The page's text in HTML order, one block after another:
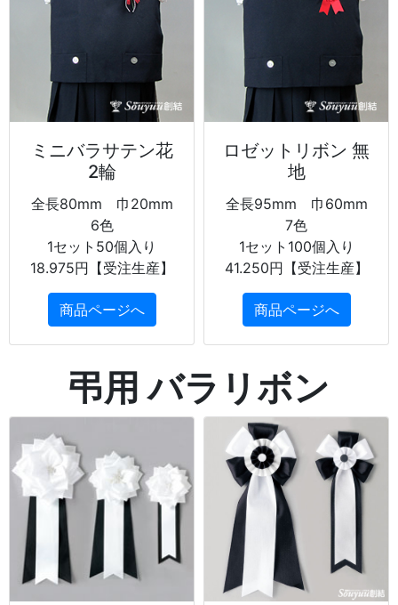
ミニバラサテン花
2輪
全長80mm 巾20mm
6色
1セット50個入り
18.975円【受注生産】
商品ページへ
ロゼットリボン 無
地
全長95mm 巾60mm
7色
1セット100個入り
41.250円【受注生産】
商品ページへ
弔用 バラリボン